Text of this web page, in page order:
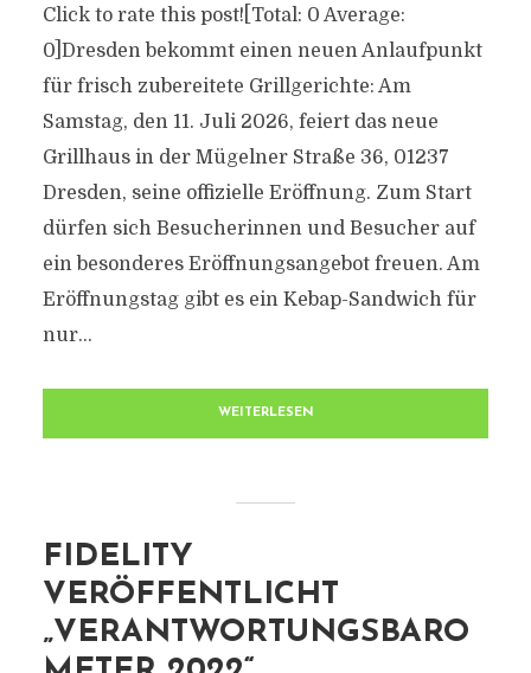
Click to rate this post![Total: 0 Average:
0]Dresden bekommt einen neuen Anlaufpunkt
für frisch zubereitete Grillgerichte: Am
Samstag, den 11. Juli 2026, feiert das neue
Grillhaus in der Mügelner Straße 36, 01237
Dresden, seine offizielle Eröffnung. Zum Start
dürfen sich Besucherinnen und Besucher auf
ein besonderes Eröffnungsangebot freuen. Am
Eröffnungstag gibt es ein Kebap-Sandwich für
nur...
WEITERLESEN
FIDELITY
VERÖFFENTLICHT
„VERANTWORTUNGSBARO